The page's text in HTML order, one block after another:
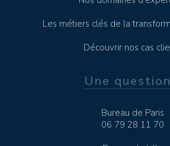
Les métiers clés de la
Découvrir nos cas
Une
Bureau de Paris
06 79 28 11 70